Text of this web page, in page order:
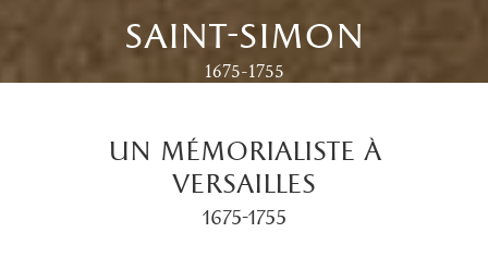
saint-simon
1675-1755
un mémorialiste à
versailles
1675-1755